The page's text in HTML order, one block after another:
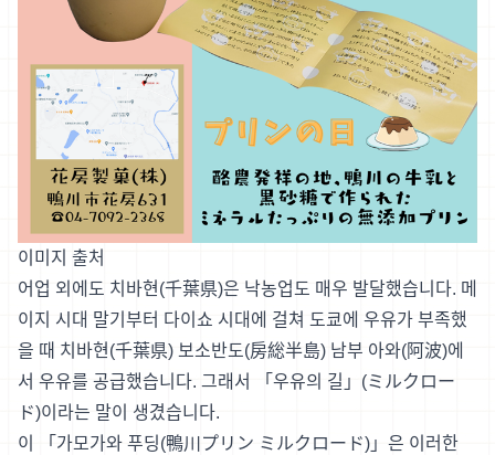
이미지 출처
어업 외에도 치바현(千葉県)은 낙농업도 매우 발달했습니다. 메
이지 시대 말기부터 다이쇼 시대에 걸쳐 도쿄에 우유가 부족했
을 때 치바현(千葉県) 보소반도(房総半島) 남부 아와(阿波)에
서 우유를 공급했습니다. 그래서 「우유의 길」(ミルクロー
ド)이라는 말이 생겼습니다.
이 「가모가와 푸딩(鴨川プリン ミルクロード)」은 이러한